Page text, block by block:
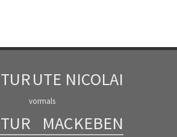
UTE NICOLAI
vormals
MACKEBEN